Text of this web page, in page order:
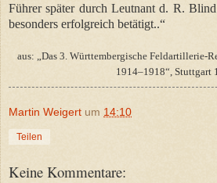
Führer später durch Leutnant d. R.
besonders erfolgreich betätigt..“
aus: „Das 3. Württembergische Feldartillerie-
1914–1918“, Stuttgart
Martin Weigert um 14:10
Teilen
Keine Kommentare: